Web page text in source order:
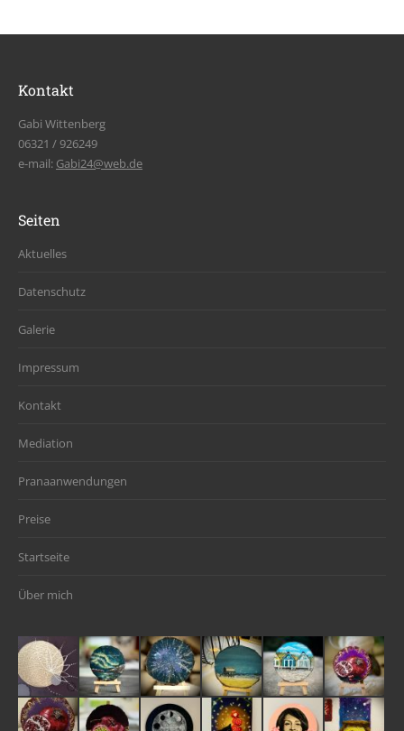
Kontakt
Gabi Wittenberg
06321 / 926249
e-mail: Gabi24@web.de
Seiten
Aktuelles
Datenschutz
Galerie
Impressum
Kontakt
Mediation
Pranaanwendungen
Preise
Startseite
Über mich